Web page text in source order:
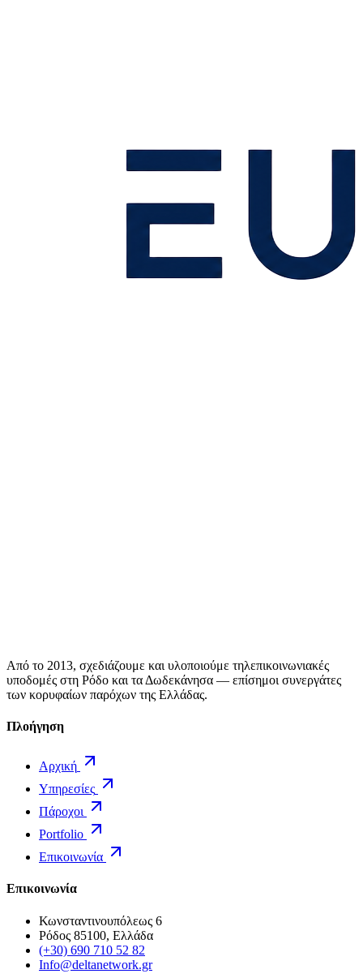
Από το 2013, σχεδιάζουμε και υλοποιούμε τηλεπικοινωνιακές
υποδομές στη Ρόδο και τα Δωδεκάνησα — επίσημοι συνεργάτες
των κορυφαίων παρόχων της Ελλάδας.
Πλοήγηση
Αρχική
Υπηρεσίες
Πάροχοι
Portfolio
Επικοινωνία
Επικοινωνία
Κωνσταντινουπόλεως 6
Ρόδος 85100, Ελλάδα
(+30) 690 710 52 82
Info@deltanetwork.gr